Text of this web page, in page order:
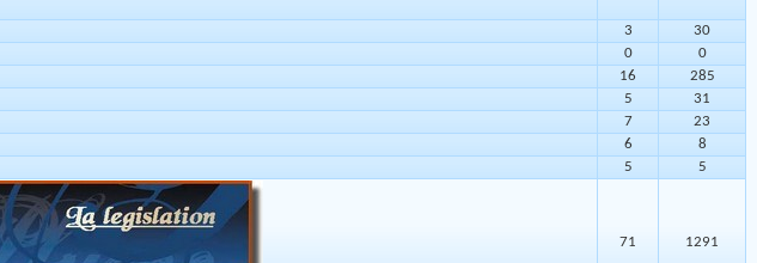
3
30
0
0
16
285
5
31
7
23
6
8
5 5
71 1291